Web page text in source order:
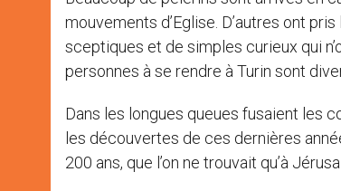
mouvements d’Eglise. D’autres ont
sceptiques et de simples curieux qui
personnes à se rendre à Turin sont
Dans les longues queues fusaient les
les découvertes de ces dernières
200 ans, que l’on ne trouvait qu’à